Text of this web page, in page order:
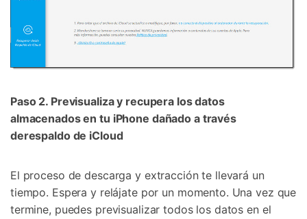
Paso 2. Previsualiza y recupera los datos
almacenados en tu iPhone dañado a través
derespaldo de iCloud
El proceso de descarga y extracción te llevará un
tiempo. Espera y relájate por un momento. Una vez que
termine, puedes previsualizar todos los datos en el